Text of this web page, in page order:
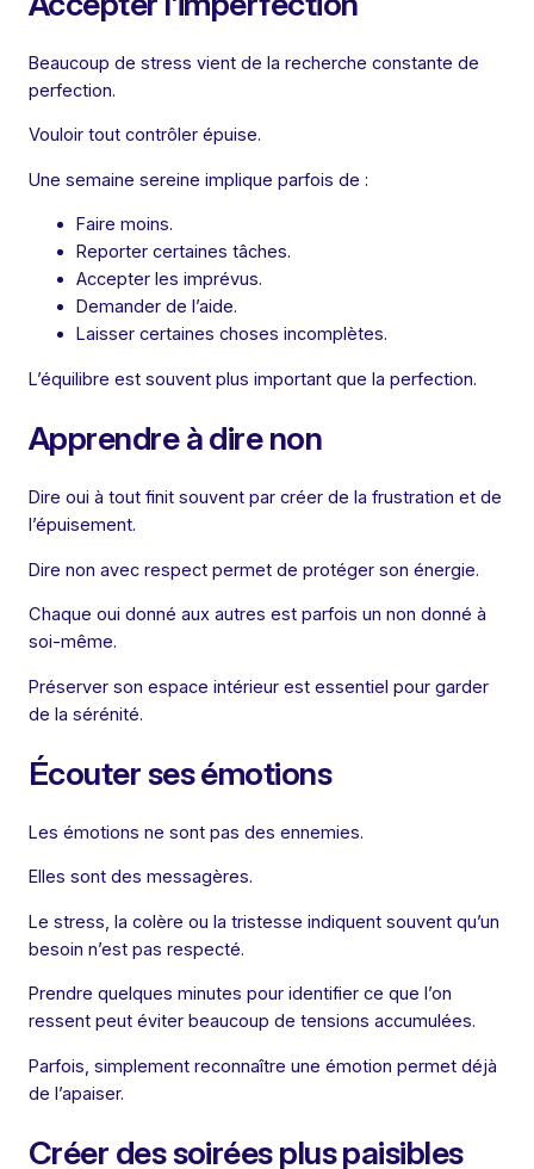
Beaucoup de stress vient de la recherche constante de
perfection.
Vouloir tout contrôler épuise.
Une semaine sereine implique parfois de :
Faire moins.
Reporter certaines tâches.
Accepter les imprévus.
Demander de l’aide.
Laisser certaines choses incomplètes.
L’équilibre est souvent plus important que la perfection.
Apprendre à dire non
Dire oui à tout finit souvent par créer de la frustration et de
l’épuisement.
Dire non avec respect permet de protéger son énergie.
Chaque oui donné aux autres est parfois un non donné à
soi-même.
Préserver son espace intérieur est essentiel pour garder
de la sérénité.
Écouter ses émotions
Les émotions ne sont pas des ennemies.
Elles sont des messagères.
Le stress, la colère ou la tristesse indiquent souvent qu’un
besoin n’est pas respecté.
Prendre quelques minutes pour identifier ce que l’on
ressent peut éviter beaucoup de tensions accumulées.
Parfois, simplement reconnaître une émotion permet déjà
de l’apaiser.
Créer des soirées plus paisibles